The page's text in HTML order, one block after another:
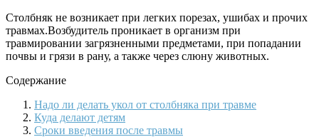
Столбняк не возникает при легких порезах, ушибах и прочих
травмах.Возбудитель проникает в организм при
травмировании загрязненными предметами, при попадании
почвы и грязи в рану, а также через слюну животных.
Содержание
Надо ли делать укол от столбняка при травме
Куда делают детям
Сроки введения после травмы